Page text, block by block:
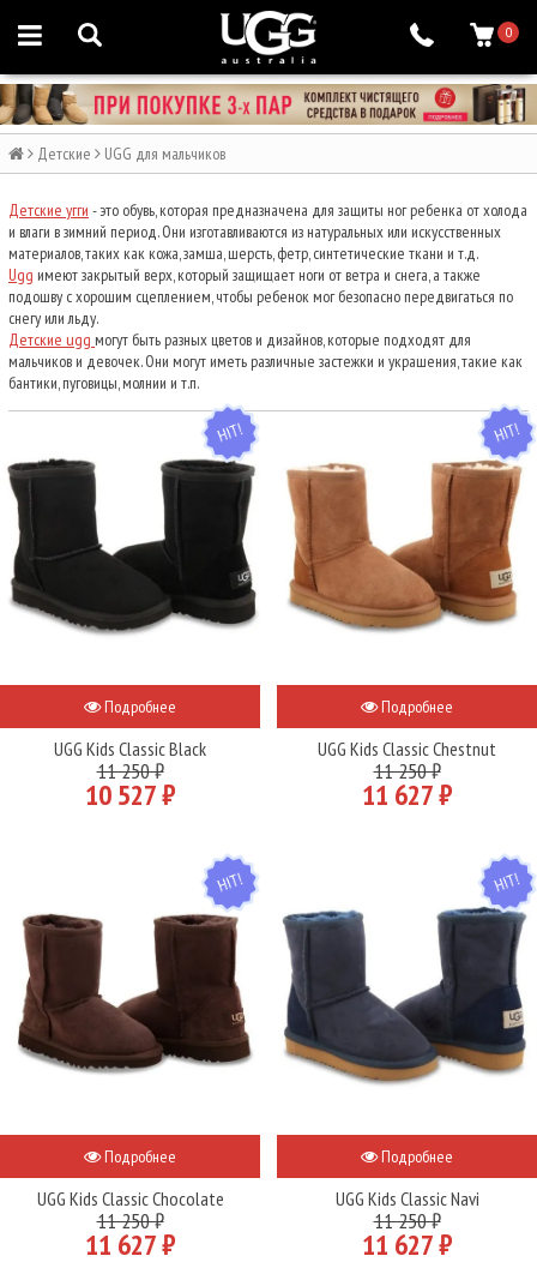
0
Детские UGG для мальчиков
Детские угги - это обувь, которая предназначена для защиты ног ребенка от холода
и влаги в зимний период. Они изготавливаются из натуральных или искусственных
материалов, таких как кожа, замша, шерсть, фетр, синтетические ткани и т.д.
Ugg имеют закрытый верх, который защищает ноги от ветра и снега, а также
подошву с хорошим сцеплением, чтобы ребенок мог безопасно передвигаться по
снегу или льду.
Детские ugg могут быть разных цветов и дизайнов, которые подходят для
мальчиков и девочек. Они могут иметь различные застежки и украшения, такие как
бантики, пуговицы, молнии и т.п.
HIT
Подробнее
UGG Kids Classic Black
11 250 ₽
10 527 ₽
HIT
Подробнее
UGG Kids Classic Chestnut
11 250 ₽
11 627 ₽
HIT
Подробнее
UGG Kids Classic Chocolate
11 250 ₽
11 627 ₽
HIT
Подробнее
UGG Kids Classic Navi
11 250 ₽
11 627 ₽